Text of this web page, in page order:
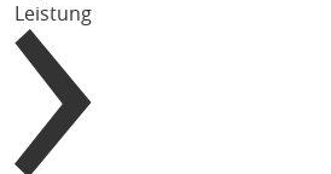
Leistung